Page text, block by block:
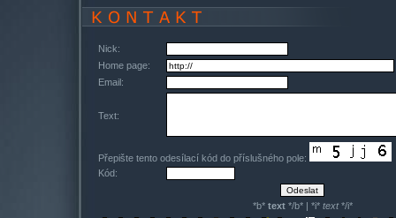
Nick:
Home page:
Email:
Text:
Přepište tento odesílací kód do příslušného pole:
Kód:
*b* text*/b* | *i* text*/i*